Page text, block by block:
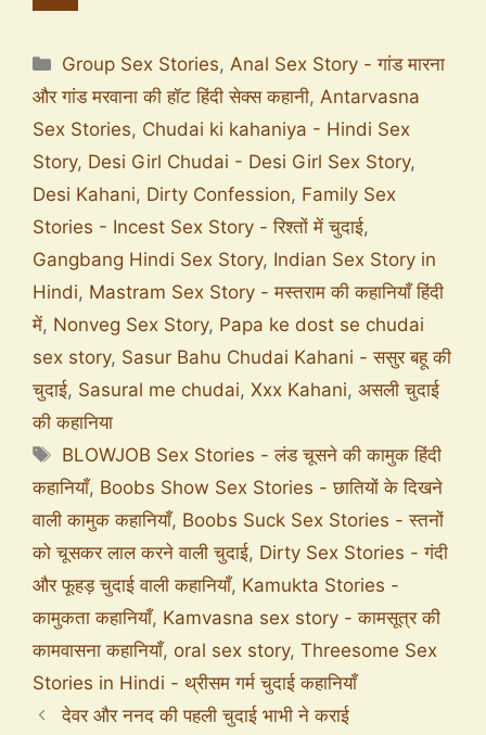
Group Sex Stories, Anal Sex Story - गांड मारना
और गांड मरवाना की हॉट हिंदी सेक्स कहानी, Antarvasna
Sex Stories, Chudai ki kahaniya - Hindi Sex
Story, Desi Girl Chudai - Desi Girl Sex Story,
Desi Kahani, Dirty Confession, Family Sex
Stories - Incest Sex Story - रिश्तों में चुदाई,
Gangbang Hindi Sex Story, Indian Sex Story in
Hindi, Mastram Sex Story - मस्तराम की कहानियाँ हिंदी
में, Nonveg Sex Story, Papa ke dost se chudai
sex story, Sasur Bahu Chudai Kahani - ससुर बहू की
चुदाई, Sasural me chudai, Xxx Kahani, असली चुदाई
की कहानिया
BLOWJOB Sex Stories - लंड चूसने की कामुक हिंदी
कहानियाँ, Boobs Show Sex Stories - छातियों के दिखने
वाली कामुक कहानियाँ, Boobs Suck Sex Stories - स्तनों
को चूसकर लाल करने वाली चुदाई, Dirty Sex Stories - गंदी
और फूहड़ चुदाई वाली कहानियाँ, Kamukta Stories -
कामुकता कहानियाँ, Kamvasna sex story - कामसूत्र की
कामवासना कहानियाँ, oral sex story, Threesome Sex
Stories in Hindi - थ्रीसम गर्म चुदाई कहानियाँ
देवर और ननद की पहली चुदाई भाभी ने कराई